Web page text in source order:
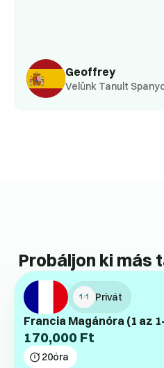
Geoffrey
Velünk Tanult
Probáljon ki más
Privát
Francia Magánóra (1 az
170,000 Ft
20óra